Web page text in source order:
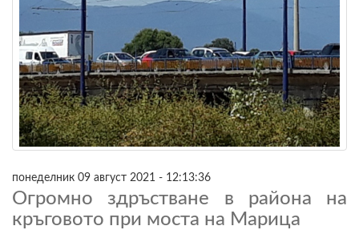
понеделник 09 август 2021 - 12:13:36
Огромно здръстване в района на
кръговото при моста на Марица